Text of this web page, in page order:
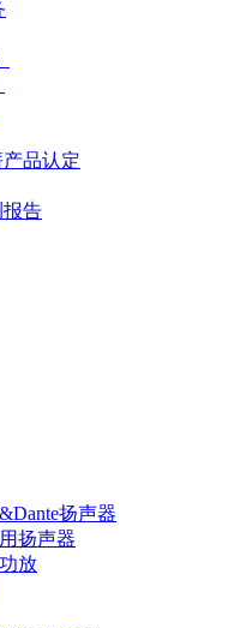
品认定
告
扬声器
扬声器
放